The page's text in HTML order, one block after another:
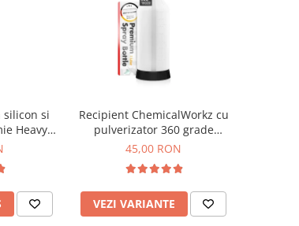
silicon si
Heavy
Recipient ChemicalWorkz cu
pulverizator 360 grade
Canyon Premium Spray Bottle
45,00 RON
VEZI VARIANTE